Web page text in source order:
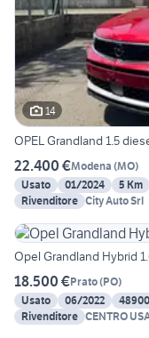
14
OPEL Grandland 1.5
22.400 €Modena (MO)
Usato
01/2024 5 Km
Rivenditore City Auto Srl
Opel Grandland Hybrid
18.500 €Prato(PO)
Usato
06/2022
Rivenditore CENTRO